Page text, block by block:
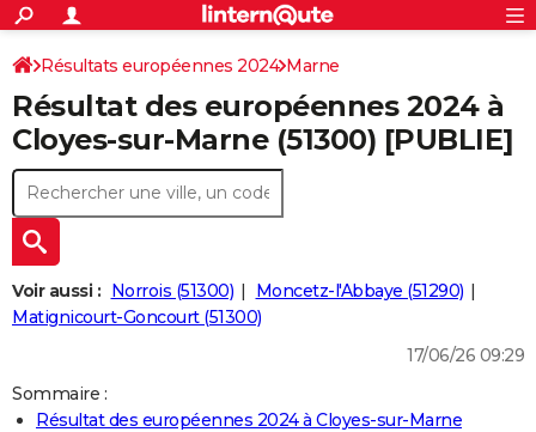
ACTUALITÉS
Politique
Société
Faits Divers
Education
Monde
Villes
+
SPORT
Coupe du monde 2026
Football
Tennis
Cyclisme
Rugby
Forum
CULTURE
Programme TV
TNT
Streaming
Cinéma
Sorties cinéma
Musique
+
FINANCE
Retraite
Impôts
Epargne
Immobilier
Risques naturels par ville
Banque
Assurance
Crédit
AUTO
Essais
Réserver un essai
Citadines
Berlines
SUV
Forum auto
+
HIGH-TECH
Mobiles
Meilleur smartphone
Internet
Ordinateurs
Jeux vidéo
Guide high-tech
+
BRICOLAGE
Guides de France
Escapades
Patrimoine
Expositions
Musées
Week-end nature
LIFESTYLE
S'inscrire
Connexion
Résultats européennes 2024 Marne
Résultat des européennes 2024 à
Cloyes-sur-Marne (51300) [PUBLIE]
Voir aussi : Norrois (51300)
Moncetz-l'Abbaye (51290)
Matignicourt-Goncourt (51300)
17/06/26 09:29
Sommaire :
Résultat des européennes 2024 à Cloyes-sur-Marne